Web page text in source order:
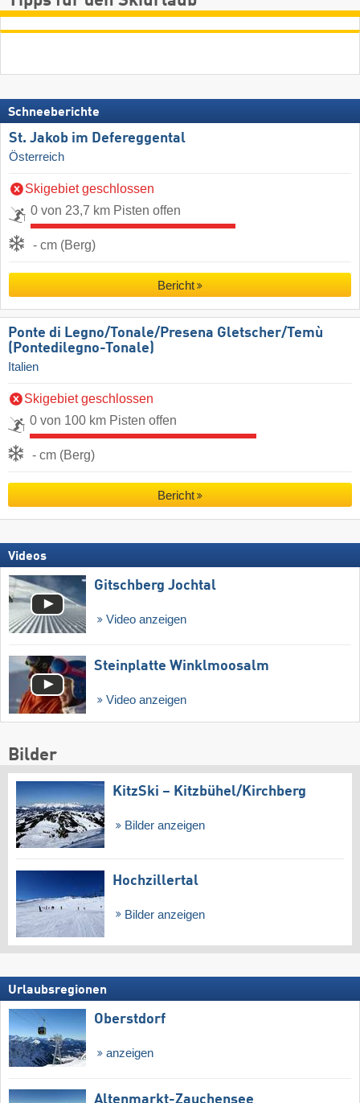
Schneeberichte
St. Jakob im Defereggental
Österreich
Skigebiet geschlossen
0 von 23,7 km Pisten offen
- cm (Berg)
Bericht
Ponte di Legno/​Tonale/​Presena Gletscher/​Temù
(Pontedilegno-Tonale)
Italien
Skigebiet geschlossen
0 von 100 km Pisten offen
- cm (Berg)
Bericht
Videos
Gitschberg Jochtal
Video anzeigen
Steinplatte Winklmoosalm
Video anzeigen
Bilder
KitzSki – Kitzbühel/​Kirchberg
Bilder anzeigen
Hochzillertal
Bilder anzeigen
Urlaubsregionen
Oberstdorf
anzeigen
Altenmarkt-Zauchensee